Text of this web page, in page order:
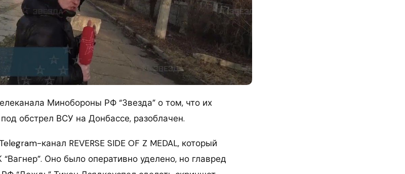
Минобороны РФ “Звезда” о том, что их
обстрел ВСУ на Донбассе, разоблачен.
канал REVERSE SIDE OF Z MEDAL, который
Оно было оперативно уделено, но главред